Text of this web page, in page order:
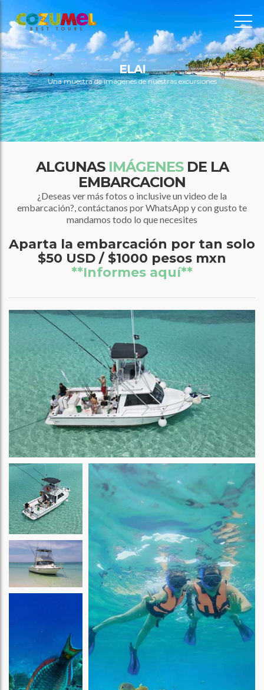
ELAI
Una muestra de imágenes de nuestras excursiones
ALGUNAS IMÁGENESDE LA
EMBARCACION
¿Deseas ver más fotos o inclusive un video de la
embarcación?, contáctanos por WhatsApp y con gusto te
mandamos todo lo que necesites
Aparta la embarcación por tan solo
$50 USD / $1000 pesos mxn
**Informes aquí**